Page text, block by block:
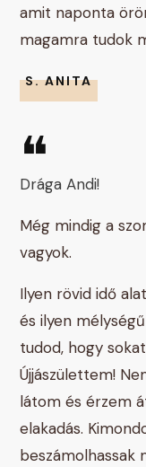
amit naponta
magamra tudok
S. ANITA
❝
Drága Andi!
Még mindig a
vagyok.
Ilyen rövid idő
és ilyen
tudod, hogy
Újjászülettem!
látom és érzem
elakadás.
beszámolhassak